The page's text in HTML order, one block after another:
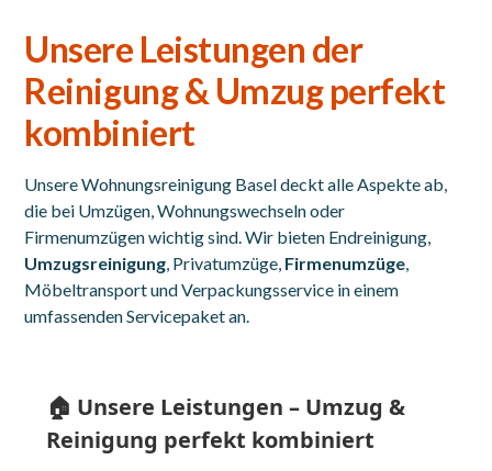
Unsere Leistungen der
Reinigung & Umzug perfekt
kombiniert
Unsere Wohnungsreinigung Basel deckt alle Aspekte ab,
die bei Umzügen, Wohnungswechseln oder
Firmenumzügen wichtig sind. Wir bieten Endreinigung,
Umzugsreinigung , Privatumzüge, Firmenumzüge
Möbeltransport und Verpackungsservice in einem
umfassenden Servicepaket an.
🏠 Unsere Leistungen – Umzug &
Reinigung perfekt kombiniert